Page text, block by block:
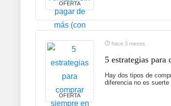
OFERTA
OFERTA
hace 3 meses
5 estrategias
Hay dos tipos de
diferencia no es